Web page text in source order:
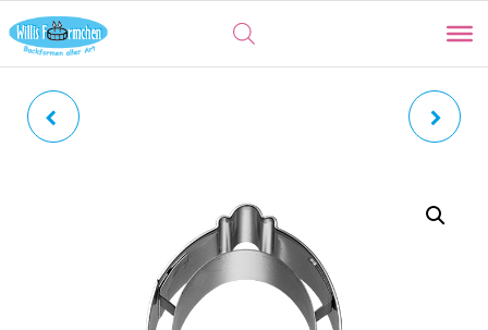
KRONE | KÖNIGSKRONE